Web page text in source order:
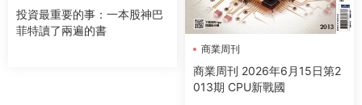
投資最重要的事：一本股神巴
菲特讀了兩遍的書
商業周刊
商業周刊 2026年6月15日第2
013期 CPU新戰國